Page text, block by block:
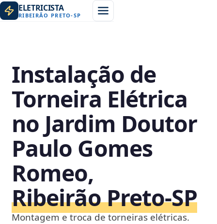
ELETRICISTA
RIBEIRÃO PRETO-SP
Instalação de
Torneira Elétrica
no Jardim Doutor
Paulo Gomes
Romeo,
Ribeirão Preto‑SP
Montagem e troca de torneiras elétricas.